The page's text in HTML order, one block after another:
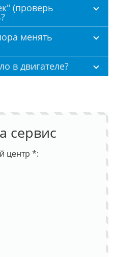
(проверь
менять
в двигателе?
сервис
центр *: